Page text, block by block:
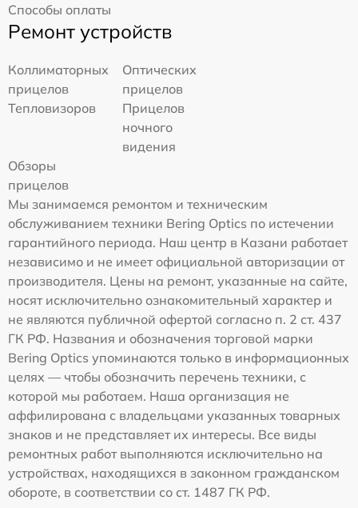
Способы оплаты
Ремонт устройств
Коллиматорных
прицелов
Оптических
прицелов
Тепловизоров
Прицелов
ночного
видения
Обзоры
прицелов
Мы занимаемся ремонтом и техническим
обслуживанием техники Bering Optics по истечении
гарантийного периода. Наш центр в Казани работает
независимо и не имеет официальной авторизации от
производителя. Цены на ремонт, указанные на сайте,
носят исключительно ознакомительный характер и
не являются публичной офертой согласно п. 2 ст. 437
ГК РФ. Названия и обозначения торговой марки
Bering Optics упоминаются только в информационных
целях — чтобы обозначить перечень техники, с
которой мы работаем. Наша организация не
аффилирована с владельцами указанных товарных
знаков и не представляет их интересы. Все виды
ремонтных работ выполняются исключительно на
устройствах, находящихся в законном гражданском
обороте, в соответствии со ст. 1487 ГК РФ.